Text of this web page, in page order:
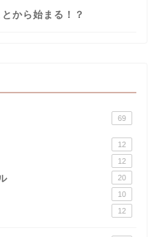
から始まる！？
69
12
12
20
10
12